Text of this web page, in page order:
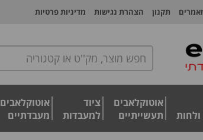
תקנון הצהרת נגישות מדיניות פרטיות
אוטוקלאבים
תעשייתיים
ציוד
למעבדות
אוטוקלאבים
מעבדתיים